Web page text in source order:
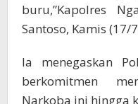
buru,”Kapolres
Santoso, Kamis (17/
Ia menegaskan
berkomitmen
Narkoba ini hingga